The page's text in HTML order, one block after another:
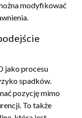
modyfikować
jako procesu
spadków.
pozycję mimo
To także